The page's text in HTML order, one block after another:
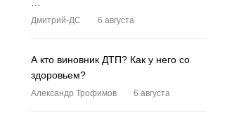
Дмитрий-ДС 6 августа
А кто виновник ДТП? Как у него со
здоровьем?
Александр Трофимов 6 августа